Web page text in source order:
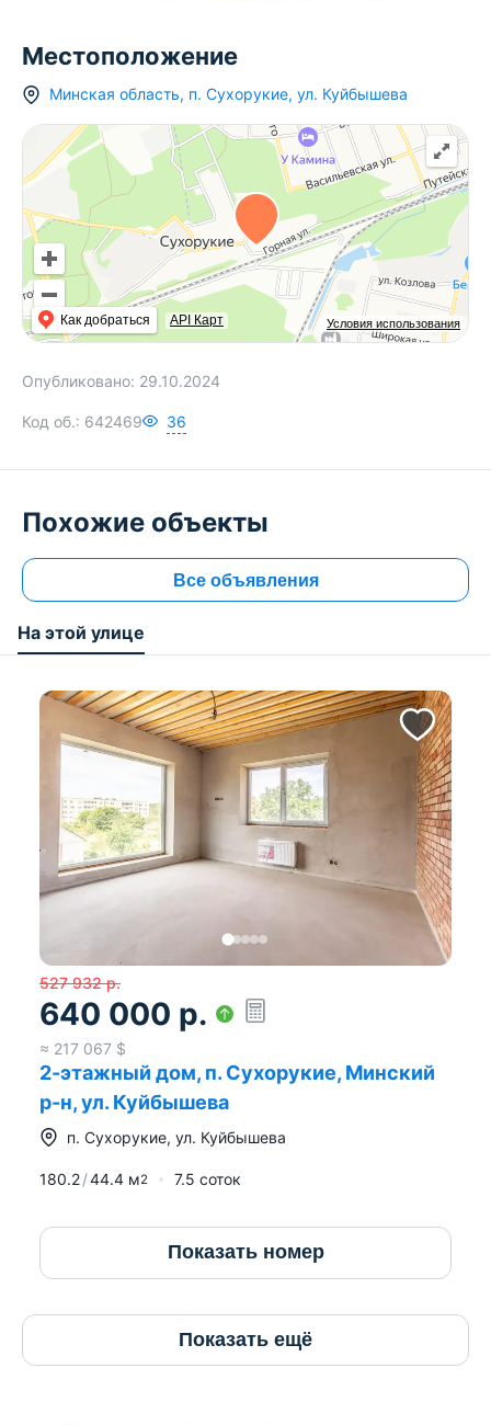
Местоположение
Минская область, п. Сухорукие, ул. Куйбышева
Условия использования
Как добраться API Карт
Опубликовано: 29.10.2024
Код об.: 642469 36
Похожие объекты
Все объявления
На этой улице
527 932 р.
640 000 р.
≈ 217 067 $
2-этажный дом, п. Сухорукие, Минский
р-н, ул. Куйбышева
п. Сухорукие, ул. Куйбышева
180.2 44.4 м2 7.5 соток
Показать номер
Показать ещё